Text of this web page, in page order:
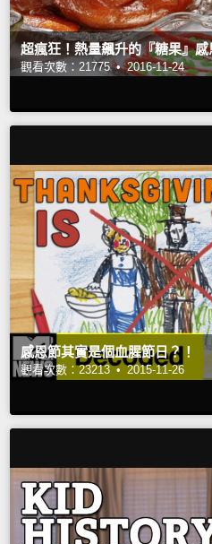
超瘋狂！熱量飆升的『糖果』
觀看次數：21775 • 2016-11-24
感恩節其實是個血腥節日？！
觀看次數：23213 • 2015-11-26